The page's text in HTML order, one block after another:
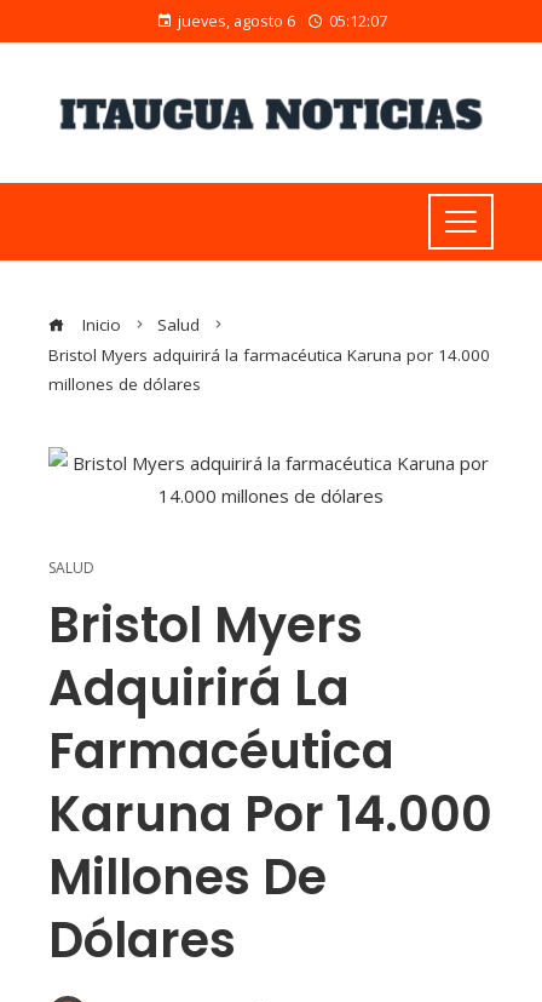
jueves, agosto 6 05:12:08
Inicio
Salud
Bristol Myers adquirirá la farmacéutica Karuna por 14.000
millones de dólares
SALUD
Bristol Myers
Adquirirá La
Farmacéutica
Karuna Por 14.000
Millones De
Dólares